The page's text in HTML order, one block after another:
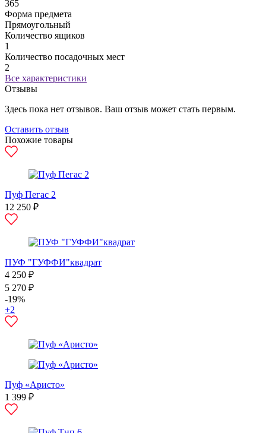
365
Форма предмета
Прямоугольный
Количество ящиков
1
Количество посадочных мест
2
Все характеристики
Отзывы
Здесь пока нет отзывов. Ваш отзыв может стать первым.
Оставить отзыв
Похожие товары
Пуф Пегас 2
12 250 ₽
ПУФ "ГУФФИ"квадрат
4 250 ₽
5 270 ₽
-19%
+2
Пуф «Аристо»
1 399 ₽